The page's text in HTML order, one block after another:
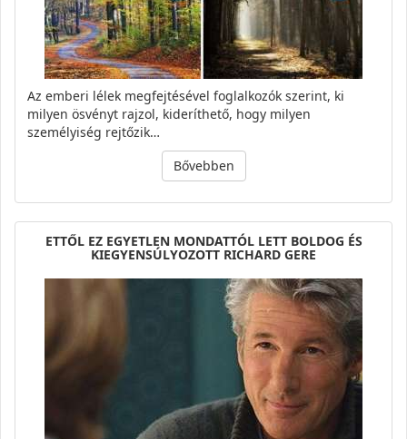
Az emberi lélek megfejtésével foglalkozók szerint, ki
milyen ösvényt rajzol, kideríthető, hogy milyen
személyiség rejtőzik…
Bővebben
ETTŐL EZ EGYETLEN MONDATTÓL LETT BOLDOG ÉS
KIEGYENSÚLYOZOTT RICHARD GERE